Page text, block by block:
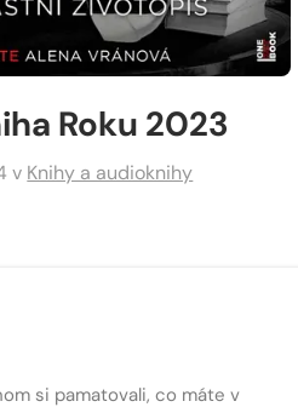
Roku 2023
v Knihy a audioknihy
si pamatovali, co máte v